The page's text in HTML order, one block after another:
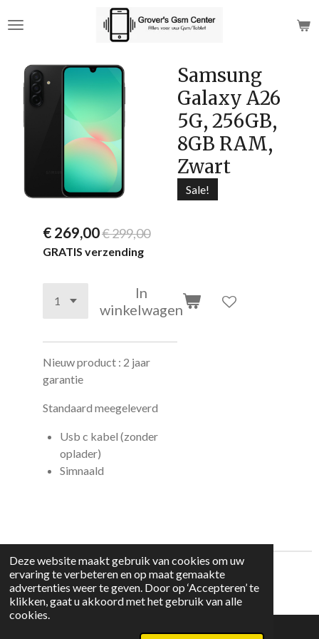
Deze website maakt gebruik van cookies om uw
ervaring te verbeteren en op maat gemaakte
advertenties weer te geven. Door op ‘Accepteren’ te
klikken, gaat u akkoord met het gebruik van alle
cookies.
direct
hoofdinhoud
Samsung
Galaxy A26
5G, 256GB,
8GB RAM,
Zwart
Sale!
€ 269,00€ 299,00
GRATIS verzending
In
winkelwagen
Nieuw product : 2 jaar
garantie
Standaard meegeleverd
Usb c kabel (zonder
oplader)
Simnaald
© 2025 - 2026 Grover's Gsm Center
Powered byJouwWeb